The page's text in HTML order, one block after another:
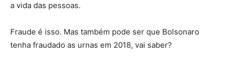
a vida das pessoas.
Fraude é isso. Mas também pode ser que Bolsonaro
tenha fraudado as urnas em 2018, vai saber?